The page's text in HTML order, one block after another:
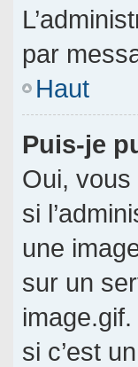
par
Haut
Puis-je
Oui,
si
une
sur un
si c’est